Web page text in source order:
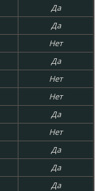
Да
Да
Нет
Да
Нет
Нет
Да
Нет
Да
Да
Да